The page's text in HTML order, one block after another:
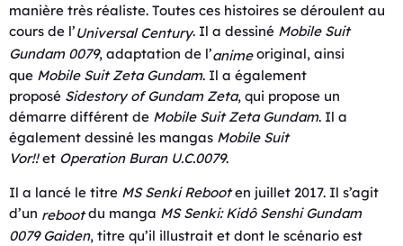
manière très réaliste. Toutes ces histoires se déroulent au
cours de l’Universal Century. Il a dessiné Mobile Suit
Gundam 0079, adaptation de l’animeoriginal, ainsi
que Mobile Suit Zeta Gundam. Il a également
proposé Sidestory of Gundam Zeta, qui propose un
démarre différent de Mobile Suit Zeta Gundam. Il a
également dessiné les mangas Mobile Suit
Vor!!et Operation Buran U.C.0079.
Il a lancé le titre MS Senki Rebooten juillet 2017. Il s’agit
d’un rebootdu manga MS Senki: Kidô SenshiGundam
0079Gaiden, titre qu’il illustrait et dont le scénario est